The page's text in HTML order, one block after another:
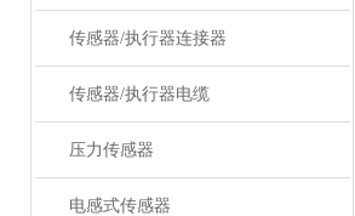
传感器/执行器连接器
传感器/执行器电缆
压力传感器
电感式传感器